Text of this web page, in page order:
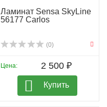
Ламинат Sensa SkyLine
56177 Carlos
(0)
Цена: 2 500 ₽
Купить